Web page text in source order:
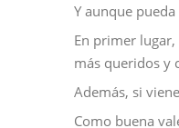
Y aunque
En primer lugar,
más queridos y
Además, si
Como buena